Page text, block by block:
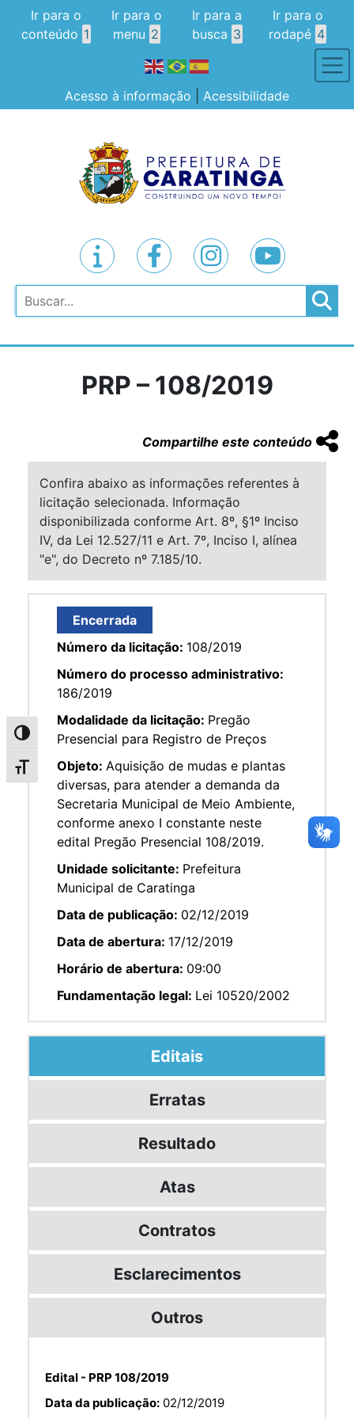
Alternar alto contraste
Alternar tamanho da fonte
Ir para o
conteúdo 1
Ir para o
menu 2
Ir para a
busca 3
Ir para o
rodapé 4
Acesso à informação Acessibilidade
Pesquisar
PRP – 108/2019
Compartilhe este conteúdo
Confira abaixo as informações referentes à
licitação selecionada. Informação
disponibilizada conforme Art. 8º, §1º Inciso
IV, da Lei 12.527/11 e Art. 7º, Inciso I, alínea
"e", do Decreto nº 7.185/10.
Encerrada
Número da licitação: 108/2019
Número do processo administrativo:
186/2019
Modalidade da licitação: Pregão
Presencial para Registro de Preços
Objeto: Aquisição de mudas e plantas
diversas, para atender a demanda da
Secretaria Municipal de Meio Ambiente,
conforme anexo I constante neste
edital Pregão Presencial 108/2019.
Unidade solicitante: Prefeitura
Municipal de Caratinga
Data de publicação: 02/12/2019
Data de abertura: 17/12/2019
Horário de abertura: 09:00
Fundamentação legal: Lei 10520/2002
Editais
Erratas
Resultado
Atas
Contratos
Esclarecimentos
Outros
Edital - PRP 108/2019
Data da publicação: 02/12/2019